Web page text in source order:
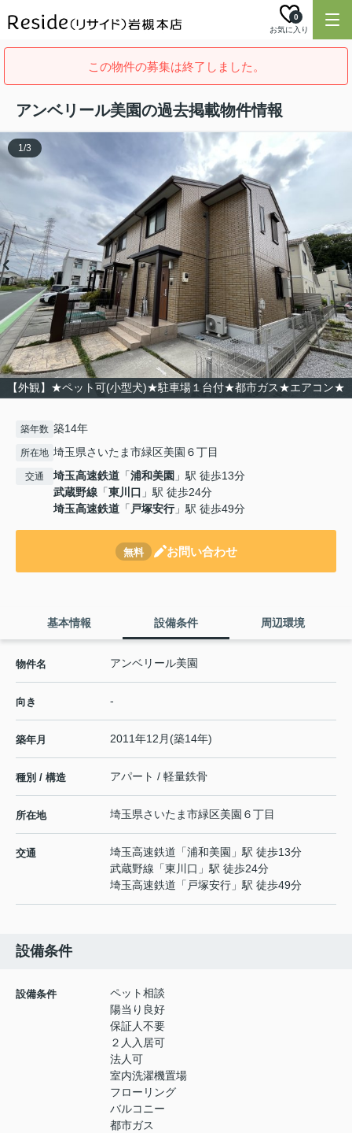
お気に入り
0
この物件の募集は終了しました。
アンベリール美園の過去掲載物件情報
【外観】★ペット可(小型犬)★駐車場１台付★都市ガス★エアコン★
1/3
築年数 築14年
所在地 埼玉県さいたま市緑区美園６丁目
交通 埼玉高速鉄道 「浦和美園 」駅 徒歩13分
武蔵野線 「東川口 」駅 徒歩24分
埼玉高速鉄道 「 戸塚安行」駅 徒歩49分
無料 お問い合わせ
基本情報 設備条件 周辺環境
物件名 アンベリール美園
向き -
築年月 2011年12月(築14年)
種別 / 構造 アパート / 軽量鉄骨
所在地 埼玉県さいたま市緑区美園 ６丁目
交通 埼玉高速鉄道 「浦和美園 」駅 徒歩13分
武蔵野線 「東川口 」駅 徒歩24分
埼玉高速鉄道 「 戸塚安行 」駅 徒歩49分
設備条件
設備条件
ペット相談
陽当り良好
保証人不要
２人入居可
法人可
室内洗濯機置場
フローリング
バルコニー
都市ガス